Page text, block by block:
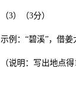
（3）（3分）
示例：“碧溪”，借
（说明：写出地点